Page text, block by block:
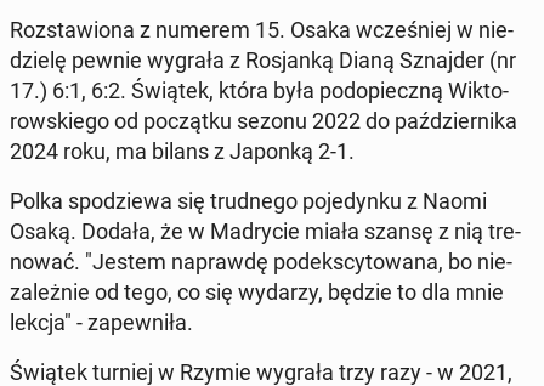
Roz­sta­wio­na z numerem 15. Osaka wcze­śniej w nie­
dzie­lę pewnie wygrała z Ro­sjan­ką Dianą Sznaj­der (nr
17.) 6:1, 6:2. Świątek, która była pod­opiecz­ną Wik­to­
row­skie­go od po­cząt­ku sezonu 2022 do paź­dzier­ni­ka
2024 roku, ma bilans z Japonką 2-1.
Polka spo­dzie­wa się trud­ne­go po­je­dyn­ku z Naomi
Osaką. Dodała, że w Ma­dry­cie miała szansę z nią tre­
no­wać. "Jestem na­praw­dę pod­eks­cy­to­wa­na, bo nie­
za­leż­nie od tego, co się wydarzy, będzie to dla mnie
lekcja" - za­pew­ni­ła.
Świątek turniej w Rzymie wygrała trzy razy - w 2021,